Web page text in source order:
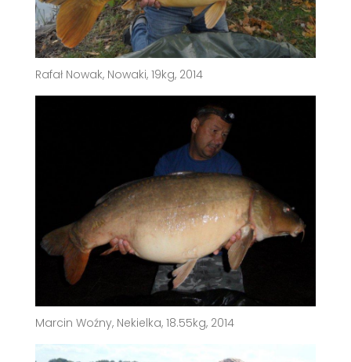
Rafał Nowak, Nowaki, 19kg, 2014
Marcin Woźny, Nekielka, 18.55kg, 2014